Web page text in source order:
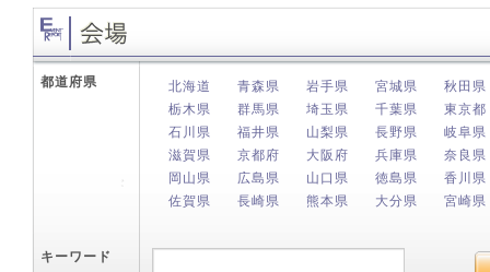
都道府県 北海道 青森県 岩手県 宮城県
秋田県
栃木県
群馬県 埼玉県 千葉県
東京都
石川県
福井県 山梨県 長野県
岐阜県
滋賀県
京都府 大阪府 兵庫県
奈良県
岡山県
広島県 山口県 徳島県
香川県
佐賀県
長崎県 熊本県 大分県 宮崎県
キーワード